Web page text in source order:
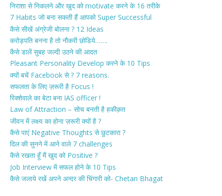
निराशा से निकलने और खुद को motivate करने के 16 तरीके
7 Habits जो बना सकती हैं आपको Super Successful
कैसे सीखें अंग्रेजी बोलना ? 12 Ideas
करोड़पति बनना है तो नौकरी छोडिये…….
कैसे डालें सुबह जल्दी उठने की आदत
Pleasant Personality Develop करने के 10 Tips
क्यों बचें Facebook से ? 7 reasons.
सफलता के लिए ज़रूरी है Focus !
रिक्शेवाले का बेटा बना IAS officer !
Law of Attraction – सोच बनती है हकीक़त
जीवन में लक्ष्य का होना ज़रूरी क्यों है ?
कैसे पाएं Negative Thoughts से छुटकारा ?
दिल की सुनने में आने वाले 7 challenges
कैसे रखता हूँ मैं खुद को Positive ?
Job Interview में सफल होने के 10 Tips
कैसे जलाये रखें अपने अन्दर की चिंगारी को- Chetan Bhagat